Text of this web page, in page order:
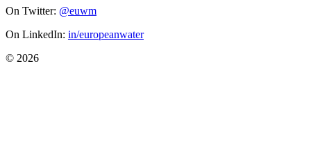
On Twitter: @euwm
On LinkedIn: in/europeanwater
© 2026